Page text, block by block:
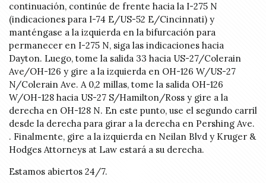
continuación, continúe de frente hacia la I-275 N
(indicaciones para I-74 E/US-52 E/Cincinnati) y
manténgase a la izquierda en la bifurcación para
permanecer en I-275 N, siga las indicaciones hacia
Dayton. Luego, tome la salida 33 hacia US-27/Colerain
Ave/OH-126 y gire a la izquierda en OH-126 W/US-27
N/Colerain Ave. A 0,2 millas, tome la salida OH-126
W/OH-128 hacia US-27 S/Hamilton/Ross y gire a la
derecha en OH-128 N. En este punto, use el segundo carril
desde la derecha para girar a la derecha en Pershing Ave.
. Finalmente, gire a la izquierda en Neilan Blvd y Kruger &
Hodges Attorneys at Law estará a su derecha.
Estamos abiertos 24/7.